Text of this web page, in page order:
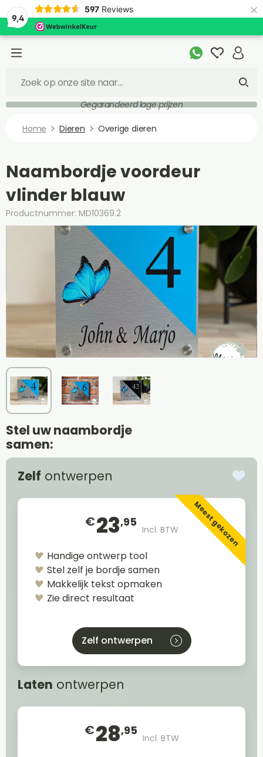
9,4
597 Reviews ×
Gegarandeerd lage prijzen
Home Dieren Overige dieren
Naambordje voordeur
vlinder blauw
Productnummer: MD10369.2
Stel uw naambordje
samen:
Zelf ontwerpen
€23,95
Incl. BTW Meest gekozen
Handige ontwerp tool
Stel zelf je bordje samen
Makkelijk tekst opmaken
Zie direct resultaat
Zelf ontwerpen
Laten ontwerpen
€28,95
Incl. BTW